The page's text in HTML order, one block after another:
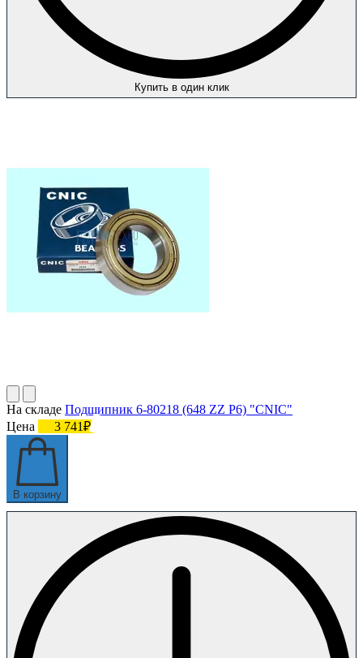
Купить в один клик
На складе Подшипник 6-80218 (648 ZZ P6) "CNIC"
Цена
3 741₽
В корзину